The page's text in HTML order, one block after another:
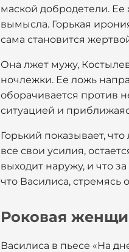
маской добродетели. Ее
вымысла. Горькая
сама становится
Она лжет мужу,
ночлежки. Ее ложь
оборачивается против
ситуацией и
Горький показывает,
все свои усилия,
выходит наружу, и что
что Василиса, стремясь
Роковая
Василиса в пьесе «На